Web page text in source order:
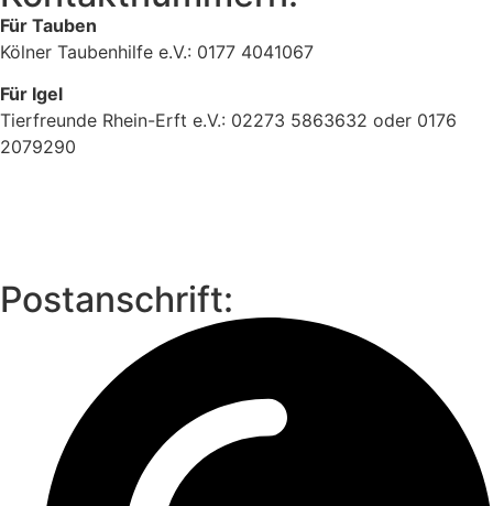
Für Tauben
Kölner Taubenhilfe e.V.: 0177 4041067
Für Igel
Tierfreunde Rhein-Erft e.V.: 02273 5863632 oder 0176
2079290
Postanschrift: